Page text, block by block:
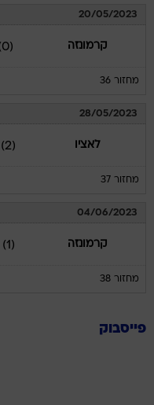
20/05/2023
קרמונזה (0)
מחזור 36
28/05/2023
לאציו (2)
מחזור 37
04/06/2023
קרמונזה (1)
מחזור 38
פייסבוק